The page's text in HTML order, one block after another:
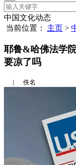
中国文化动态
当前位置： 主页 >
耶鲁&哈佛法学
要凉了吗
| 佚名